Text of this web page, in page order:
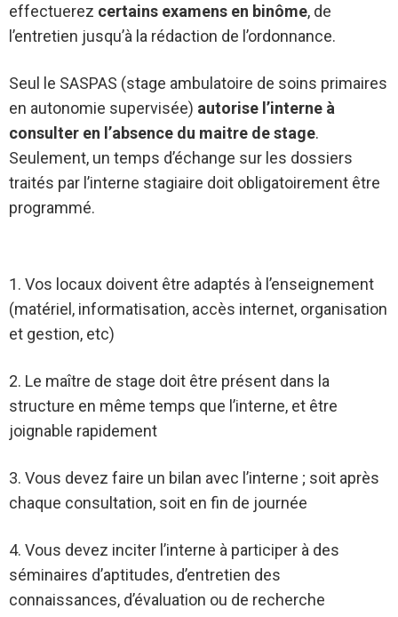
effectuerez certains examens en binôme, de
l’entretien jusqu’à la rédaction de l’ordonnance.
Seul le SASPAS (stage ambulatoire de soins primaires
en autonomie supervisée) autorise l’interne à
consulter en l’absence du maitre de stage.
Seulement, un temps d’échange sur les dossiers
traités par l’interne stagiaire doit obligatoirement être
programmé.
1. Vos locaux doivent être adaptés à l’enseignement
(matériel, informatisation, accès internet, organisation
et gestion, etc)
2. Le maître de stage doit être présent dans la
structure en même temps que l’interne, et être
joignable rapidement
3. Vous devez faire un bilan avec l’interne ; soit après
chaque consultation, soit en fin de journée
4. Vous devez inciter l’interne à participer à des
séminaires d’aptitudes, d’entretien des
connaissances, d’évaluation ou de recherche